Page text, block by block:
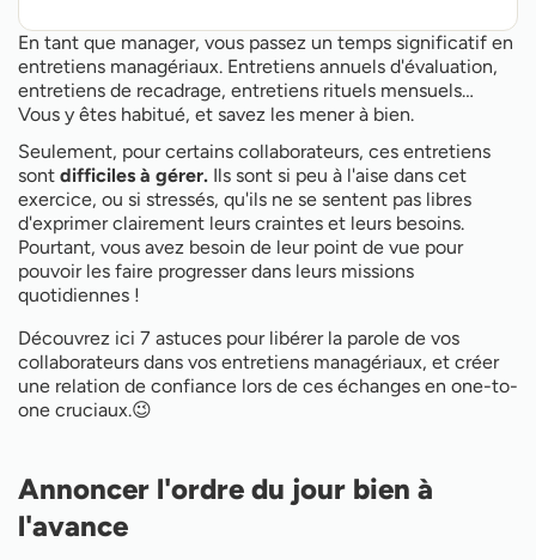
En tant que manager, vous passez un temps significatif en
entretiens managériaux. Entretiens annuels d'évaluation,
entretiens de recadrage, entretiens rituels mensuels…
Vous y êtes habitué, et savez les mener à bien.
Seulement, pour certains collaborateurs, ces entretiens
sont difficiles à gérer. Ils sont si peu à l'aise dans cet
exercice, ou si stressés, qu'ils ne se sentent pas libres
d'exprimer clairement leurs craintes et leurs besoins.
Pourtant, vous avez besoin de leur point de vue pour
pouvoir les faire progresser dans leurs missions
quotidiennes !
Découvrez ici 7 astuces pour libérer la parole de vos
collaborateurs dans vos entretiens managériaux, et créer
une relation de confiance lors de ces échanges en one-to-
one cruciaux.😉
Annoncer l'ordre du jour bien à
l'avance
Annoncer l'ordre du jour bien à l'avance
Proposer au collaborateur d'envoyer ses
questions en amont
Proposer une auto-évaluation en amont de
l'entretien managérial
Poser des questions ouvertes
Laisser votre collaborateur s'exprimer en premier
Utiliser un logiciel d'entretiens managériaux